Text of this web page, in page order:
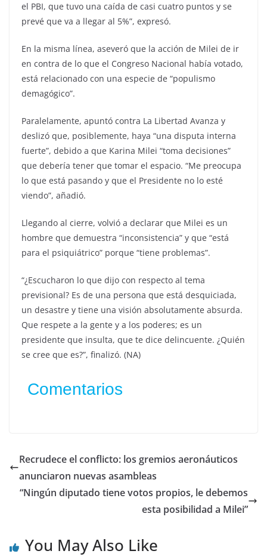
el PBI, que tuvo una caída de casi cuatro puntos y se
prevé que va a llegar al 5%”, expresó.
En la misma línea, aseveró que la acción de Milei de ir
en contra de lo que el Congreso Nacional había votado,
está relacionado con una especie de “populismo
demagógico”.
Paralelamente, apuntó contra La Libertad Avanza y
deslizó que, posiblemente, haya “una disputa interna
fuerte”, debido a que Karina Milei “toma decisiones”
que debería tener que tomar el espacio. “Me preocupa
lo que está pasando y que el Presidente no lo esté
viendo”, añadió.
Llegando al cierre, volvió a declarar que Milei es un
hombre que demuestra “inconsistencia” y que “está
para el psiquiátrico” porque “tiene problemas”.
“¿Escucharon lo que dijo con respecto al tema
previsional? Es de una persona que está desquiciada,
un desastre y tiene una visión absolutamente absurda.
Que respete a la gente y a los poderes; es un
presidente que insulta, que te dice delincuente. ¿Quién
se cree que es?”, finalizó. (NA)
Comentarios
Recrudece el conflicto: los gremios aeronáuticos
anunciaron nuevas asambleas
“Ningún diputado tiene votos propios, le debemos
esta posibilidad a Milei”
You May Also Like